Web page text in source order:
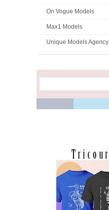
On Vogue Models
Max1 Models
Unique Models Agency